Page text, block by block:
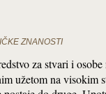
ZNANOSTI
za stvari i
užetom na visokim